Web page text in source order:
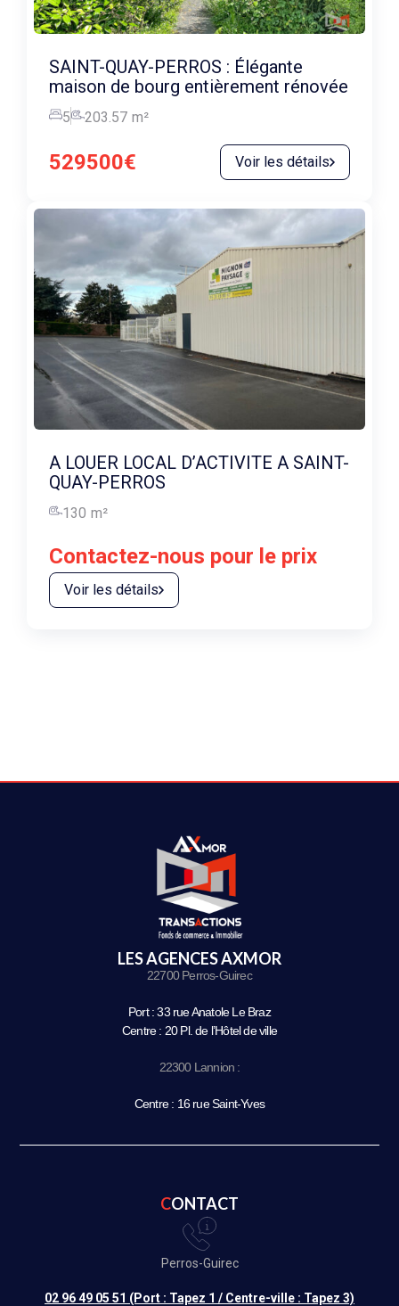
SAINT-QUAY-PERROS : Élégante
maison de bourg entièrement rénovée
5 203.57 m²
529500€ Voir les détails
A LOUER LOCAL D’ACTIVITE A SAINT-
QUAY-PERROS
130 m²
Contactez-nous pour le prix
Voir les détails
LES AGENCES AXMOR
22700 Perros-Guirec
Port : 33 rue Anatole Le Braz
Centre : 20 Pl. de l’Hôtel de ville
22300 Lannion :
Centre : 16 rue Saint-Yves
CONTACT
Perros-Guirec
02 96 49 05 51 (Port : Tapez 1 / Centre-ville : Tapez 3)